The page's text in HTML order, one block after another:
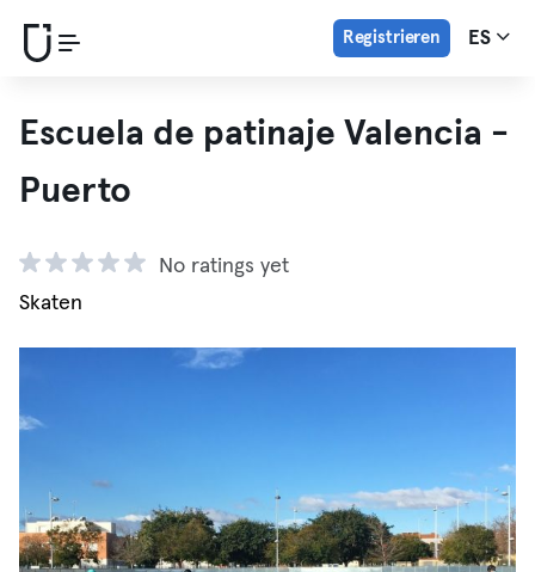
Registrieren ES
Escuela de patinaje Valencia -
Puerto
No ratings yet
Skaten